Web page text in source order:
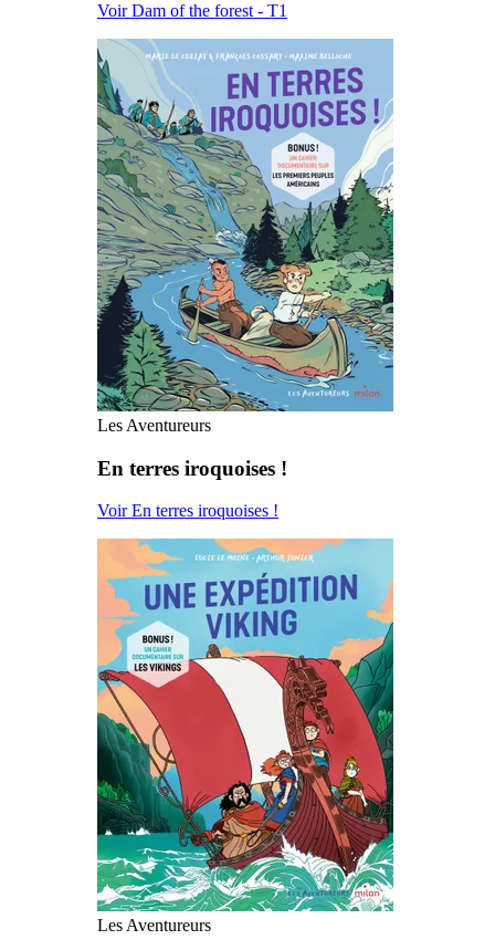
Voir Dam of the forest - T1
Les Aventureurs
En terres iroquoises !
Voir En terres iroquoises !
Les Aventureurs